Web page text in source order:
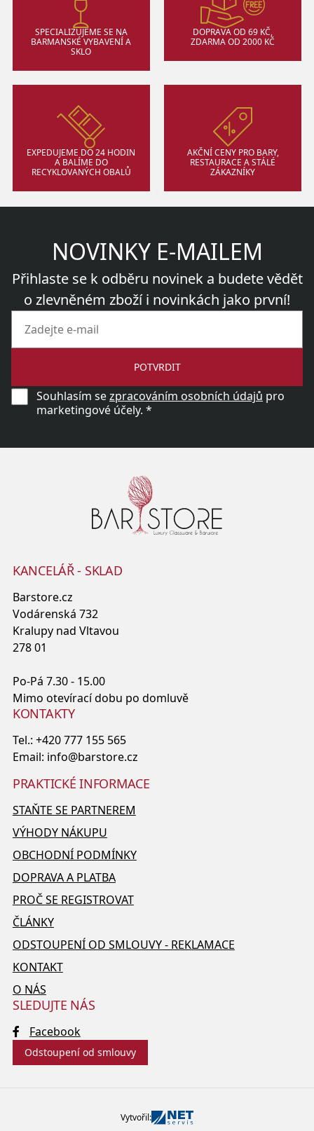
SPECIALIZUJEME SE NA
BARMANSKÉ VYBAVENÍ A
SKLO
DOPRAVA OD 69 KČ,
ZDARMA OD 2000 KČ
EXPEDUJEME DO 24 HODIN
A BALÍME DO
RECYKLOVANÝCH OBALŮ
AKČNÍ CENY PRO BARY,
RESTAURACE A STÁLÉ
ZÁKAZNÍKY
NOVINKY E-MAILEM
Přihlaste se k odběru novinek a budete vědět
o zlevněném zboží i novinkách jako první!
POTVRDIT
Souhlasím sezpracováním osobních údajů pro
marketingové účely. *
KANCELÁŘ - SKLAD
Barstore.cz
Vodárenská 732
Kralupy nad Vltavou
278 01
Po-Pá 7.30 - 15.00
Mimo otevírací dobu po domluvě
KONTAKTY
Tel.: +420 777 155 565
Email: info@barstore.cz
PRAKTICKÉ INFORMACE
STAŇTE SE PARTNEREM
VÝHODY NÁKUPU
OBCHODNÍ PODMÍNKY
DOPRAVA A PLATBA
PROČ SE REGISTROVAT
ČLÁNKY
ODSTOUPENÍ OD SMLOUVY - REKLAMACE
KONTAKT
O NÁS
SLEDUJTE NÁS
Facebook
Odstoupení od smlouvy
Vytvořil: